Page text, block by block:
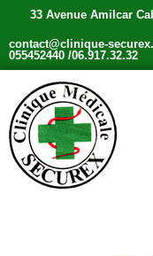
33 Avenue Amilcar
contact@clinique-
055452440 /06.917.32.32